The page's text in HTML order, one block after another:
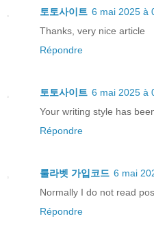
토토사이트 6 mai 2025 à
Thanks, very nice article
Répondre
토토사이트 6 mai 2025 à
Your writing style has
Répondre
룰라벳 가입코드 6 mai
Normally I do not read
Répondre